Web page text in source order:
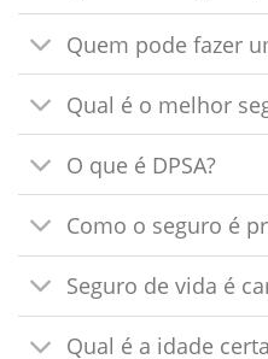
Quem pode fazer
Qual é o melhor
O que é DPSA?
Como o seguro é
Seguro de vida é
Qual é a idade